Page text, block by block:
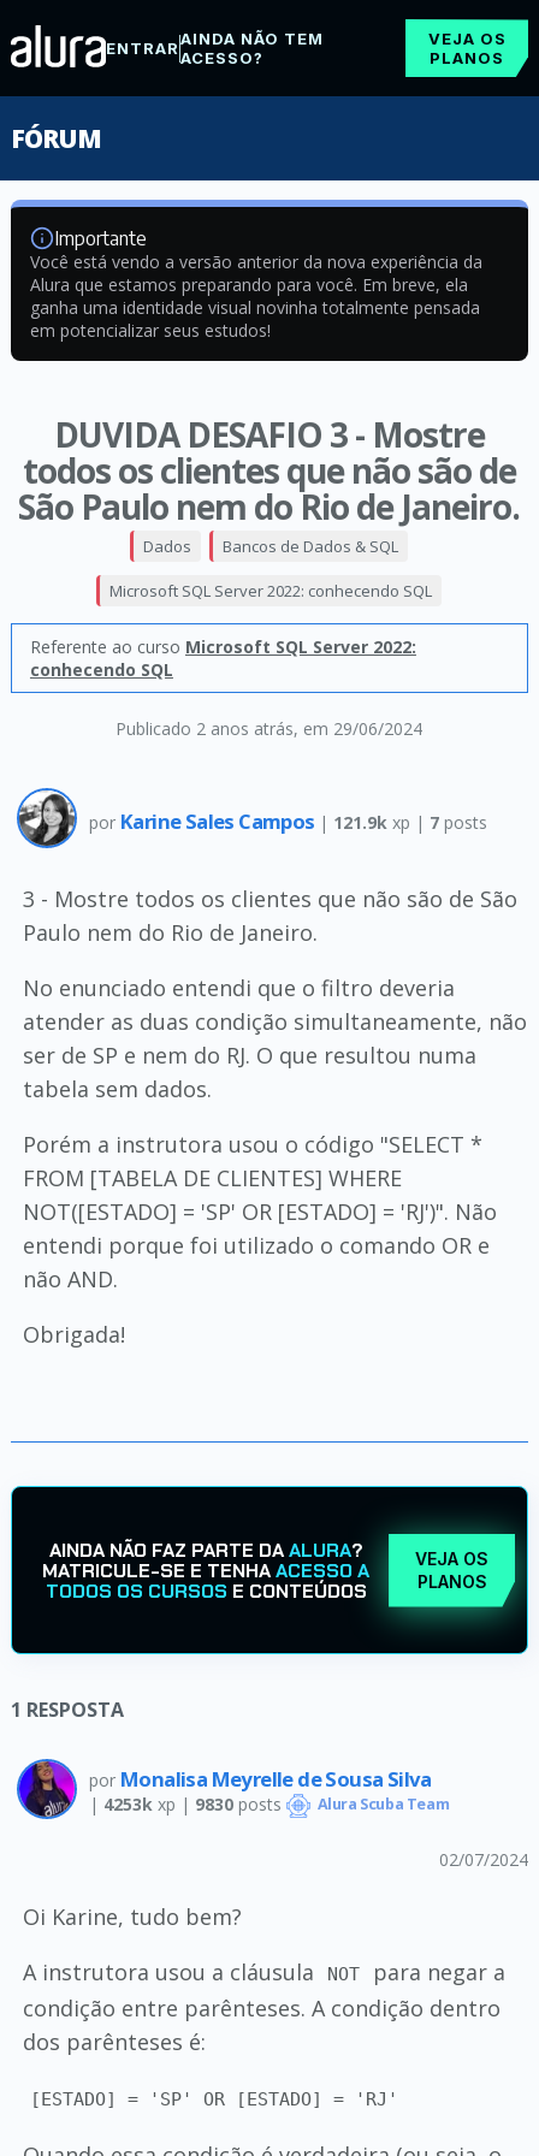
ENTRARAINDA NÃO TEM
ACESSO?
VEJA OS
PLANOS
FÓRUM
Importante
Você está vendo a versão anterior da nova experiência da
Alura que estamos preparando para você. Em breve, ela
ganha uma identidade visual novinha totalmente pensada
em potencializar seus estudos!
DUVIDA DESAFIO 3 - Mostre
todos os clientes que não são de
São Paulo nem do Rio de Janeiro.
Publicado 2 anos atrás, em 29/06/2024
Dados Bancos de Dados & SQL
Microsoft SQL Server 2022: conhecendo SQL
Referente ao curso Microsoft SQL Server 2022:
conhecendo SQL
por Karine Sales Campos | 121.9k xp | 7posts
3 - Mostre todos os clientes que não são de São
Paulo nem do Rio de Janeiro.
No enunciado entendi que o filtro deveria
atender as duas condição simultaneamente, não
ser de SP e nem do RJ. O que resultou numa
tabela sem dados.
Porém a instrutora usou o código "SELECT *
FROM [TABELA DE CLIENTES] WHERE
NOT([ESTADO] = 'SP' OR [ESTADO] = 'RJ')". Não
entendi porque foi utilizado o comando OR e
não AND.
Obrigada!
AINDA NÃO FAZ PARTE DAALURA?
MATRICULE-SE E TENHAACESSO A
TODOS OS CURSOS E CONTEÚDOS
VEJA OS
PLANOS
1 RESPOSTA
por Monalisa Meyrelle de Sousa Silva
| 4253k xp | 9830posts Alura Scuba Team
02/07/2024
Oi Karine, tudo bem?
A instrutora usou a cláusula
NOT
para negar a
condição entre parênteses. A condição dentro
dos parênteses é:
[ESTADO] = 'SP' OR [ESTADO] = 'RJ'